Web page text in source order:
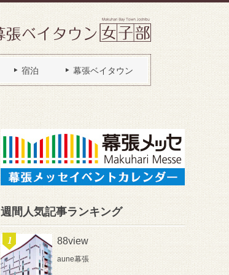
宿泊 幕張ベイタウン
週間人気記事ランキング
88view
aune幕張